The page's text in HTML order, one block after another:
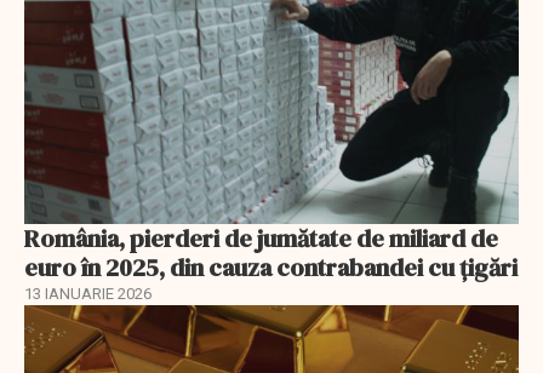
România, pierderi de jumătate de miliard de
euro în 2025, din cauza contrabandei cu ţigări
13 IANUARIE 2026